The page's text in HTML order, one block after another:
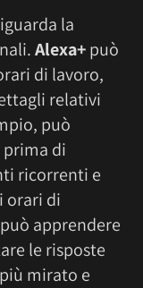
la
Alexa+può
di lavoro,
relativi
può
prima di
ricorrenti e
orari di
apprendere
le risposte
mirato e